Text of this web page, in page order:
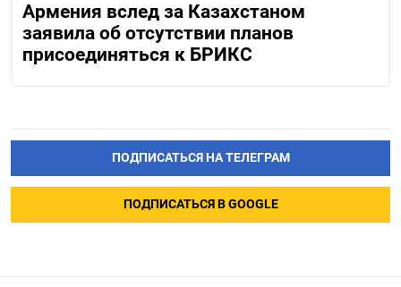
Армения вслед за Казахстаном
заявила об отсутствии планов
присоединяться к БРИКС
ПОДПИСАТЬСЯ НА ТЕЛЕГРАМ
ПОДПИСАТЬСЯ В GOOGLE